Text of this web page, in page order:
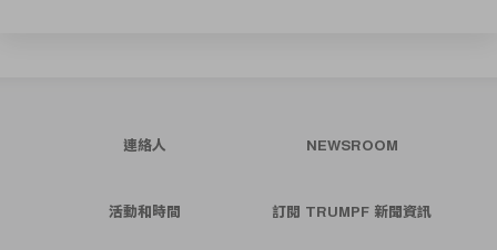
連絡人 NEWSROOM
活動和時間 訂閱 TRUMPF 新聞資訊